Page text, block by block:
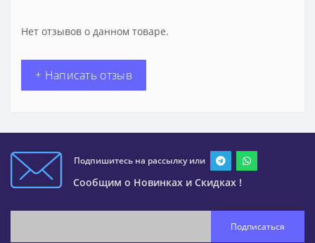
Нет отзывов о данном товаре.
+ Написать отзыв
Подпишитесь на рассылку или
Сообщим о Новинках и Скидках !
Подписаться